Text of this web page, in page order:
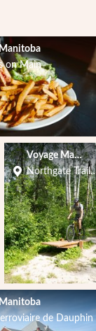
on Main
Voyage
Northgate
de Dauphin